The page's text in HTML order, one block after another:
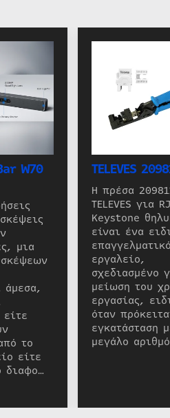
W70
μια
άμεσα,
το
είτε
διαφο…
TELEVES
Η πρέσα
TELEVES για
Keystone
είναι ένα
επαγγελματικό
εργαλείο,
σχεδιασμένο
μείωση του
εργασίας,
όταν
εγκατάσταση
μεγάλο